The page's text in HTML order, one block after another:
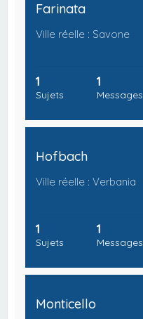
Farinata
Ville réelle : Savone
1
Sujets
1
Messages
Hofbach
Ville réelle : Verbania
1
Sujets
1
Messages
Monticello